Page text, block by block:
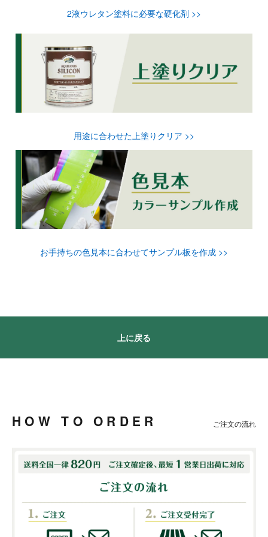
2液ウレタン塗料に必要な硬化剤 >>
用途に合わせた上塗りクリア >>
お手持ちの色見本に合わせてサンプル板を作成 >>
上に戻る
HOW TO ORDER ご注文の流れ